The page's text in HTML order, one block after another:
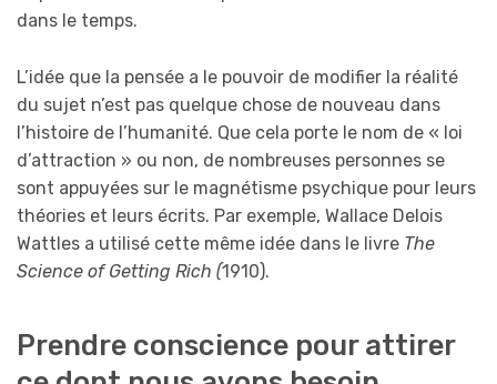
dans le temps.
L’idée que la pensée a le pouvoir de modifier la réalité
du sujet n’est pas quelque chose de nouveau dans
l’histoire de l’humanité. Que cela porte le nom de « loi
d’attraction » ou non, de nombreuses personnes se
sont appuyées sur le magnétisme psychique pour leurs
théories et leurs écrits. Par exemple, Wallace Delois
Wattles a utilisé cette même idée dans le livre The
Science of Getting Rich (1910).
Prendre conscience pour attirer